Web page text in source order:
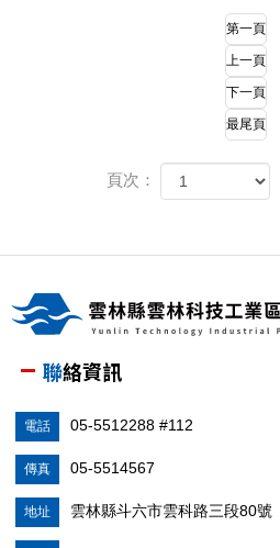
第一頁
上一頁
下一頁
最尾頁
頁次：
聯絡資訊
電話 05-5512288 #112
傳真 05-5514567
地址 雲林縣斗六市雲科路三段80號